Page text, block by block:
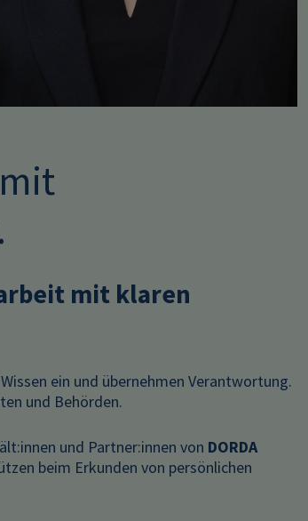
mit klaren
ein und übernehmen Verantwortung.
und Behörden.
und Partner:innen von DORDA
beim Erkunden von persönlichen